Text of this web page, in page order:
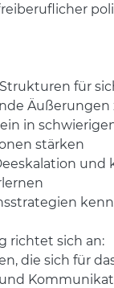
für
Äußerungen
in
stärken
und
richtet sich an:
die sich für